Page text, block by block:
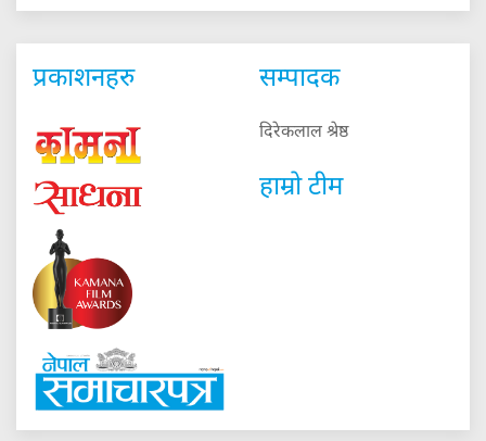
प्रकाशनहरु सम्पादक
दिरेकलाल श्रेष्ठ
हाम्रो टीम